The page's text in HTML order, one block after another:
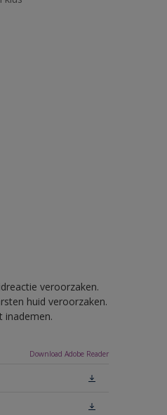
veroorzaken.
huid veroorzaken.
inademen.
Download Adobe Reader